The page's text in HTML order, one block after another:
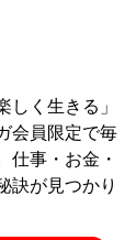
ークとする。
りディープな
「ソープ嬢は天
の私でも…」
しく生きる」
会員限定で毎
仕事・お金・
訣が見つかり